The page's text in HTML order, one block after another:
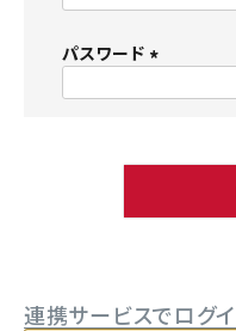
SNS
ようこそ ゲスト 様
パスワード
)
連携サービスでログ